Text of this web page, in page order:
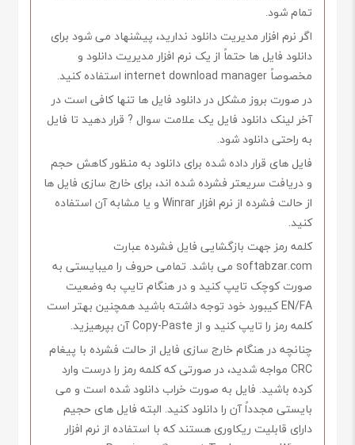
تمام شود.
اگر نرم افزار مدیریت دانلود ندارید، پیشنهاد می شود برای
دانلود فایل ها حتماً از یک نرم افزار مدیریت دانلود و
مخصوصاً internet download manager استفاده کنید.
در صورت بروز مشکل در دانلود فایل ها تنها کافی است در
آخر لینک دانلود فایل یک علامت سوال ? قرار دهید تا فایل
به راحتی دانلود شود.
فایل های قرار داده شده برای دانلود به منظور کاهش حجم
و دریافت سریعتر فشرده شده اند، برای خارج سازی فایل ها
از حالت فشرده از نرم افزار Winrar و یا مشابه آن استفاده
کنید.
کلمه رمز جهت بازگشایی فایل فشرده عبارت
softabzar.com می باشد. تمامی حروف را میبایستی به
صورت کوچک تایپ کنید و در هنگام تایپ به وضعیت
EN/FA کیبورد خود توجه داشته باشید همچنین بهتر است
کلمه رمز را تایپ کنید و از Copy-Paste آن بپرهیزید.
چنانچه در هنگام خارج سازی فایل از حالت فشرده با پیغام
CRC مواجه شدید، در صورتی که کلمه رمز را درست وارد
کرده باشید. فایل به صورت خراب دانلود شده است و می
بایستی مجدداً آن را دانلود کنید. البته فایل های حجیم
دارای قابلیت ریکاوری هستند که با استفاده از نرم افزار